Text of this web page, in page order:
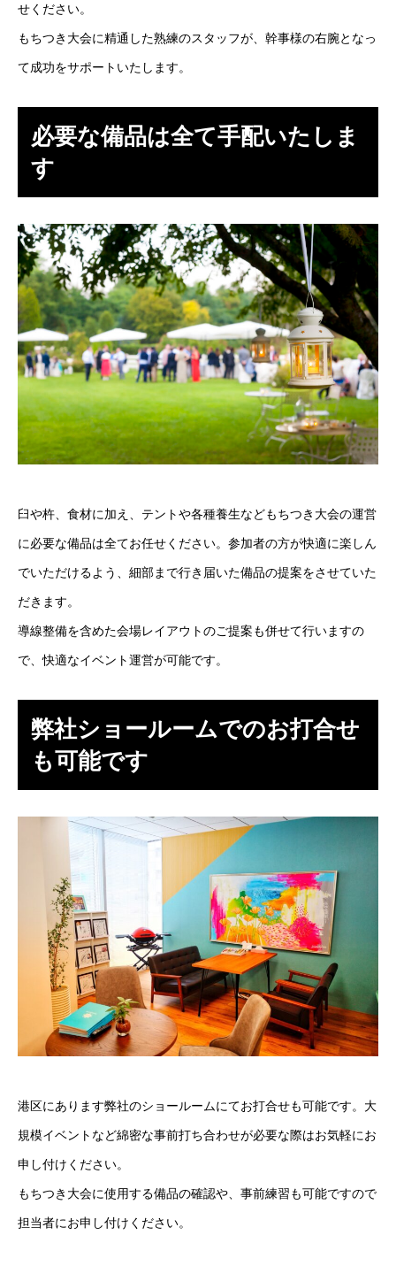
せください。
もちつき大会に精通した熟練のスタッフが、幹事様の右腕となっ
て成功をサポートいたします。
必要な備品は全て手配いたしま
す
臼や杵、食材に加え、テントや各種養生などもちつき大会の運営
に必要な備品は全てお任せください。参加者の方が快適に楽しん
でいただけるよう、細部まで行き届いた備品の提案をさせていた
だきます。
導線整備を含めた会場レイアウトのご提案も併せて行いますの
で、快適なイベント運営が可能です。
弊社ショールームでのお打合せ
も可能です
港区にあります弊社のショールームにてお打合せも可能です。大
規模イベントなど綿密な事前打ち合わせが必要な際はお気軽にお
申し付けください。
もちつき大会に使用する備品の確認や、事前練習も可能ですので
担当者にお申し付けください。